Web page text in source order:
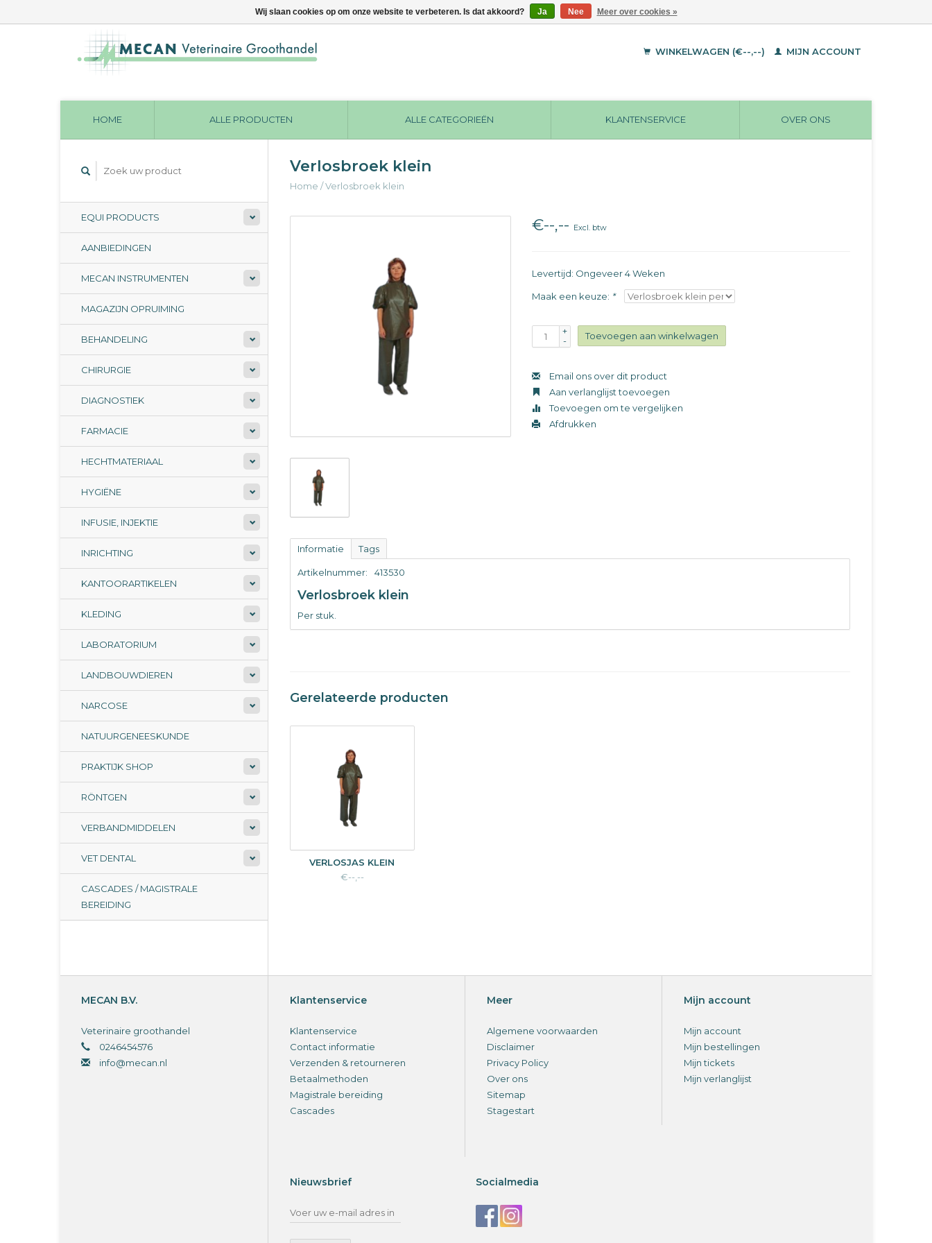
WINKELWAGEN (€--,--) MIJN ACCOUNT
HOME ALLE PRODUCTEN ALLE CATEGORIEËN KLANTENSERVICE OVER ONS
EQUI PRODUCTS
AANBIEDINGEN
MECAN INSTRUMENTEN
MAGAZIJN OPRUIMING
BEHANDELING
CHIRURGIE
DIAGNOSTIEK
FARMACIE
HECHTMATERIAAL
HYGIËNE
INFUSIE, INJEKTIE
INRICHTING
KANTOORARTIKELEN
KLEDING
LABORATORIUM
LANDBOUWDIEREN
NARCOSE
NATUURGENEESKUNDE
PRAKTIJK SHOP
RÖNTGEN
VERBANDMIDDELEN
VET DENTAL
CASCADES / MAGISTRALE
BEREIDING
Verlosbroek klein
Home /Verlosbroek klein
€--,-- Excl. btw
Levertijd: Ongeveer 4 Weken
Maak een keuze: *
+
-
Toevoegen aan winkelwagen
Email ons over dit product
Aan verlanglijst toevoegen
Toevoegen om te vergelijken
Afdrukken
Informatie Tags
Artikelnummer: 413530
Verlosbroek klein
Per stuk.
Gerelateerde producten
VERLOSJAS KLEIN
€--,--
MECAN B.V.
Veterinaire groothandel
0246454576
info@mecan.nl
Klantenservice
Klantenservice
Contact informatie
Verzenden & retourneren
Betaalmethoden
Magistrale bereiding
Cascades
Meer
Algemene voorwaarden
Disclaimer
Privacy Policy
Over ons
Sitemap
Stagestart
Mijn account
Mijn account
Mijn bestellingen
Mijn tickets
Mijn verlanglijst
Nieuwsbrief Socialmedia
Wij slaan cookies op om onze website te verbeteren. Is dat akkoord? Ja Nee Meer over cookies »